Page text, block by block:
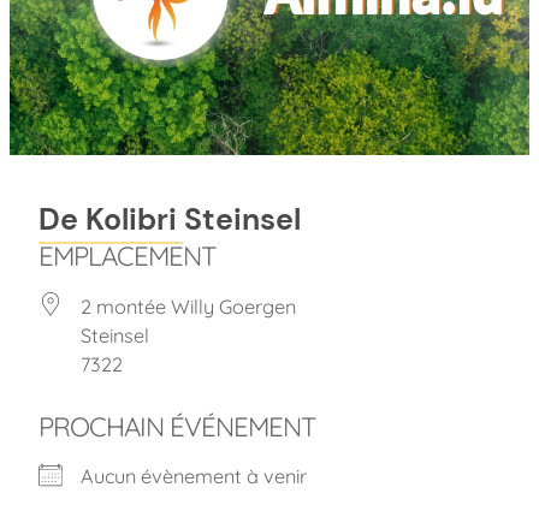
De Kolibri Steinsel
EMPLACEMENT
2 montée Willy Goergen
Steinsel
7322
PROCHAIN ÉVÉNEMENT
Aucun évènement à venir